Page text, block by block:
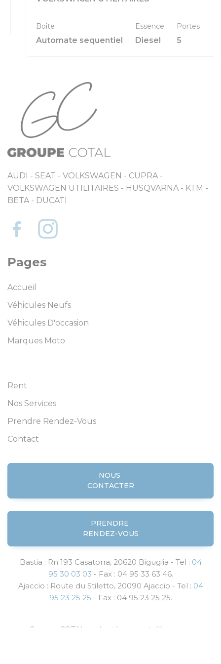
Boîte
Automate sequentiel
Essence
Diesel
Portes
5
AUDI - SEAT - VOLKSWAGEN - CUPRA -
VOLKSWAGEN UTILITAIRES - HUSQVARNA - KTM -
BETA - DUCATI
Pages
Accueil
Véhicules Neufs
Véhicules D'occasion
Marques Moto
Rent
Nos Services
Prendre Rendez-Vous
Contact
NOUS
CONTACTER
PRENDRE
RENDEZ-VOUS
Bastia : Rn 193 Casatorra, 20620 Biguglia - Tel : 04
95 30 03 03 - Fax : 04 95 33 63 46.
Ajaccio : Route du Stiletto, 20090 Ajaccio - Tel : 04
95 23 25 25 - Fax : 04 95 23 25 25.
Groupe COTAL - adapté par
castalibre.com